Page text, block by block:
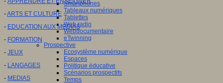
Smartphones
Tableaux numériques
Tablettes
Web radio
Webdocumentaire
eTwinning
Prospective
Ecosystème numérique
Espaces
Politique éducative
Scénarios prospectifs
Temps
-ARTS ET CULTURE
- EDUCATION AUX MEDIAS
- FORMATION
- JEUX
- LANGAGES
- MEDIAS